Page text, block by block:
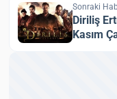
Sonraki
Diriliş
Kasım